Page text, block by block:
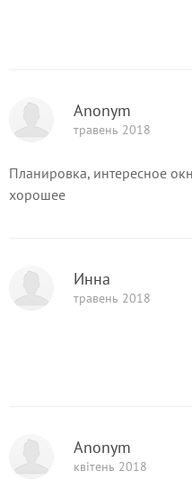
Anonym
травень 2018
Планировка, интересное
хорошее
Инна
травень 2018
Anonym
квітень 2018